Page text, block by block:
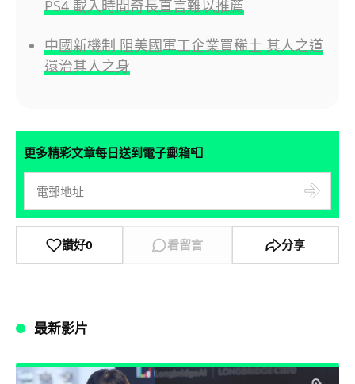
PS4 載入時間奇長直言難以推薦
中國新機制 阻美國軍工企業買稀土 其人之道
還治其人之身
更多精彩文章每日送到電子郵箱📮
讚好0 看留言 分享
最新影片